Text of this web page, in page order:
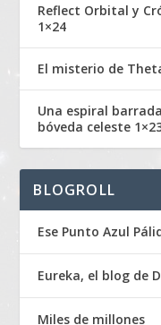
Reflect Orbital y
1×24
El misterio de
Una espiral
bóveda celeste
BLOGROLL
Ese Punto Azul
Eureka, el blog de
Miles de millones